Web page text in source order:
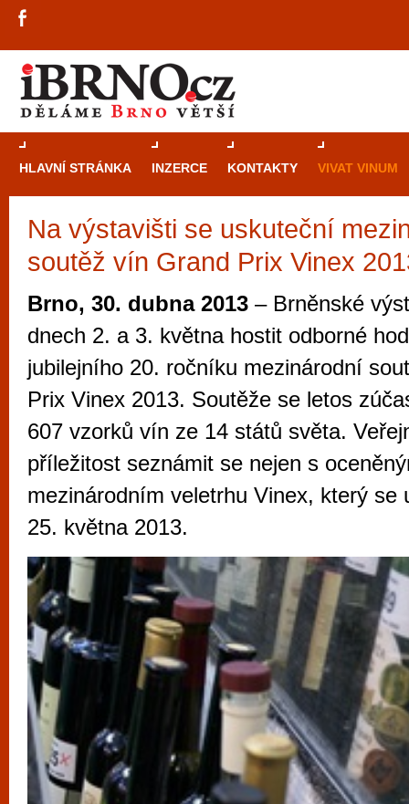
HLAVNÍ STRÁNKA INZERCE KONTAKTY VIVAT VINUM
Na výstavišti se uskuteční
soutěž vín Grand Prix Vinex
Brno, 30. dubna 2013 – Brněnské
dnech 2. a 3. května hostit odborné
jubilejního 20. ročníku mezinárodní
Prix Vinex 2013. Soutěže se letos
607 vzorků vín ze 14 států světa.
příležitost seznámit se nejen s
mezinárodním veletrhu Vinex, který se
25. května 2013.
Průvodce
Brně: Od
Brno je
zajímavé
restaurace,
Mimo jiné je ale také místem, kde si
vyzkoušet různé kasinové hry. V
metropoli naleznete širokou nabídku her
po moderní automaty jak pro pravidelné
příležitostné hráče. V...